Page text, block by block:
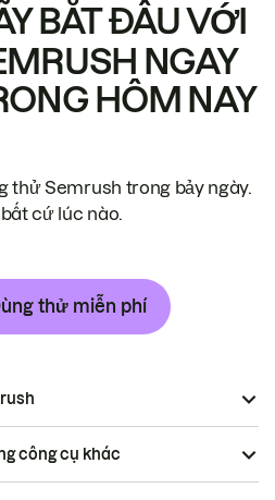
BẮT ĐẦU VỚI
NGAY
HÔM NAY
thử Semrush trong bảy ngày.
cứ lúc nào.
thử miễn phí
công cụ khác